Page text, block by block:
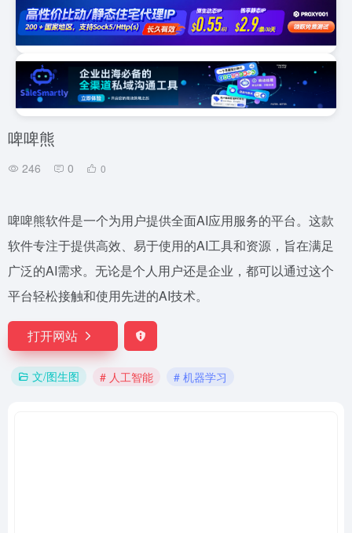
啤啤熊
246 0 0
啤啤熊软件是一个为用户提供全面AI应用服务的平台。这款
软件专注于提供高效、易于使用的AI工具和资源，旨在满足
广泛的AI需求。无论是个人用户还是企业，都可以通过这个
平台轻松接触和使用先进的AI技术。
打开网站
文/图生图 # 人工智能 # 机器学习